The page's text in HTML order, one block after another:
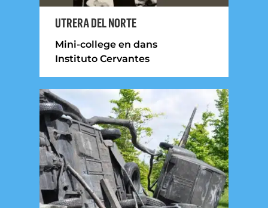
UTRERA DEL NORTE
Mini-college en dans
Instituto Cervantes